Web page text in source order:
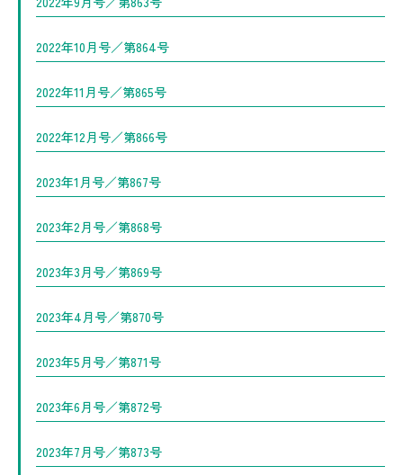
2022年10月号／第864号
2022年11月号／第865号
2022年12月号／第866号
2023年1月号／第867号
2023年2月号／第868号
2023年3月号／第869号
2023年4月号／第870号
2023年5月号／第871号
2023年6月号／第872号
2023年7月号／第873号